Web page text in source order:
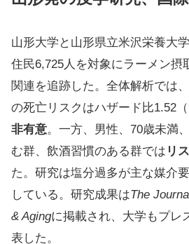
山形大学と山形県立米沢栄養大
住民6,725人を対象にラーメン摂
関連を追跡した。全体解析では
の死亡リスクはハザード比1.52
非有意。一方、男性、70歳未満
む群、飲酒習慣のある群では リ
た。研究は塩分過多が主な媒介
している。研究成果はThe
& Agingに掲載され、大学もプレ
表した。